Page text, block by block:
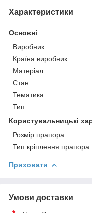
Характеристики
Основні
Виробник
Країна виробник
Матеріал
Стан
Тематика
Тип
Користувальницькі
Розмір прапора
Тип кріплення прапора
Приховати
Умови доставки